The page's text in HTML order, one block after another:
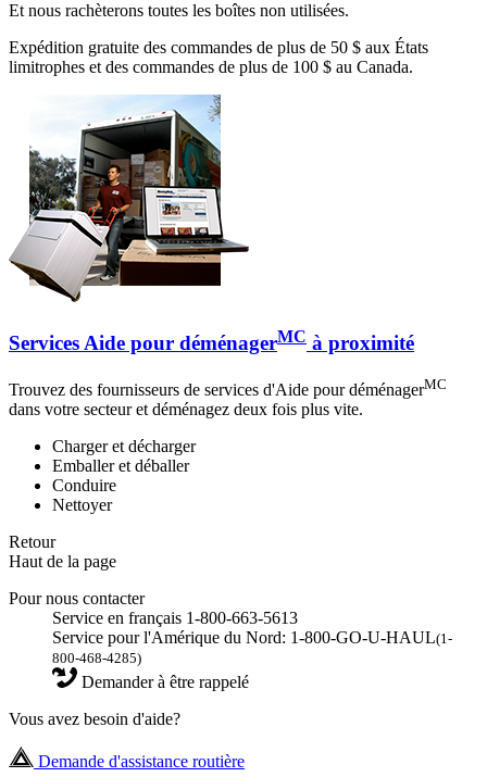
Et nous rachèterons toutes les boîtes non utilisées.
Expédition gratuite des commandes de plus de 50 $ aux États
limitrophes et des commandes de plus de 100 $ au Canada.
Services Aide pour déménagerMC à proximité
Trouvez des fournisseurs de services d'Aide pour déménagerMC
dans votre secteur et déménagez deux fois plus vite.
Charger et décharger
Emballer et déballer
Conduire
Nettoyer
Retour
Haut de la page
Pour nous contacter
Service en français 1-800-663-5613
Service pour l'Amérique du Nord: 1-800-GO-U-HAUL(1-
800-468-4285)
Demander à être rappelé
Vous avez besoin d'aide?
Demande d'assistance routière